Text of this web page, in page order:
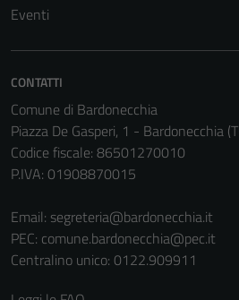
Eventi
CONTATTI
Comune di Bardonecchia
Piazza De Gasperi, 1 - Bardonecchia
Codice fiscale: 86501270010
P.IVA: 01908870015
Email: segreteria@bardonecchia.it
PEC: comune.bardonecchia@pec.it
Centralino unico: 0122.909911